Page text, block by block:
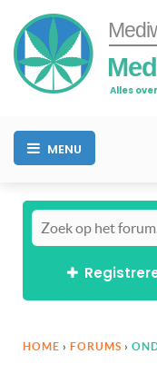
Alles
MENU
HOME › FORUMS ›